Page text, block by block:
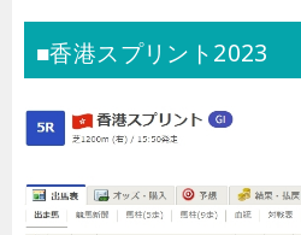
■香港スプリント2023